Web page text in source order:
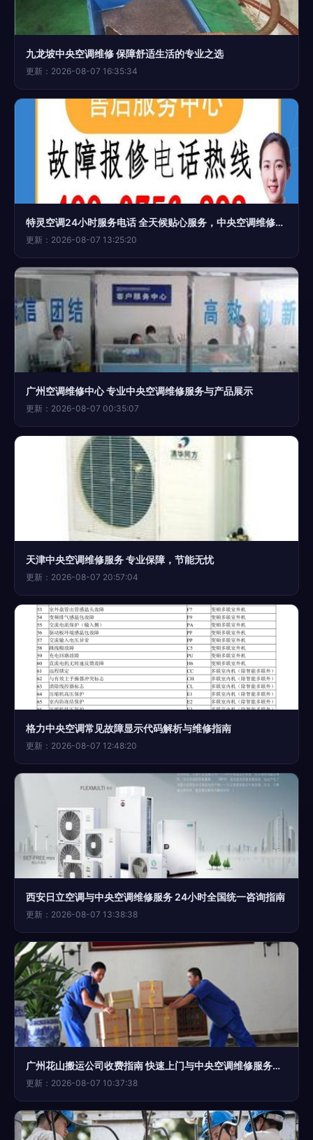
九龙坡中央空调维修 保障舒适生活的专业之选
更新：2026-08-07 16:35:34
特灵空调24小时服务电话 全天候贴心服务，中央空调维修无忧
更新：2026-08-07 13:25:20
广州空调维修中心 专业中央空调维修服务与产品展示
更新：2026-08-07 00:35:07
天津中央空调维修服务 专业保障，节能无忧
更新：2026-08-07 20:57:04
格力中央空调常见故障显示代码解析与维修指南
更新：2026-08-07 12:48:20
西安日立空调与中央空调维修服务 24小时全国统一咨询指南
更新：2026-08-07 13:38:38
广州花山搬运公司收费指南 快速上门与中央空调维修服务详解
更新：2026-08-07 10:37:38